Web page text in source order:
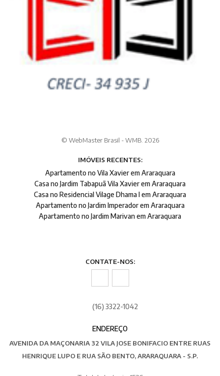
© WebMaster Brasil - WMB. 2026
IMÓVEIS RECENTES:
Apartamento no Vila Xavier em Araraquara
Casa no Jardim Tabapuã Vila Xavier em Araraquara
Casa no Residencial Vilage Dhama I em Araraquara
Apartamento no Jardim Imperador em Araraquara
Apartamento no Jardim Marivan em Araraquara
CONTATE-NOS:
(16) 3322-1042
ENDEREÇO
AVENIDA DA MAÇONARIA 32 VILA JOSE BONIFACIO ENTRE RUAS
HENRIQUE LUPO E RUA SÃO BENTO, ARARAQUARA - S.P.